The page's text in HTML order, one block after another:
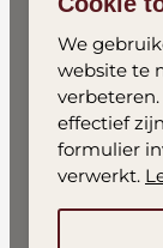
We
website te
effectief
formulier
verwerkt.